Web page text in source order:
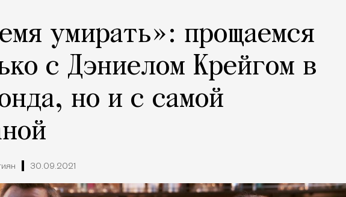
умирать»: прощаемся
с Дэниелом Крейгом в
но и с самой
30.09.2021